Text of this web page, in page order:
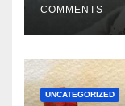
COMMENTS
UNCATEGORIZED